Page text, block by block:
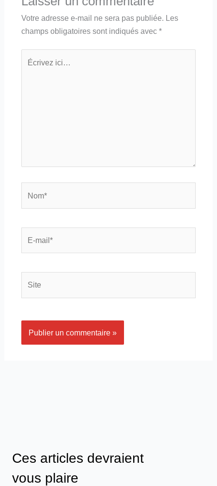
Votre adresse e-mail ne sera pas publiée. Les
champs obligatoires sont indiqués avec *
ici…
Ces articles devraient
vous plaire